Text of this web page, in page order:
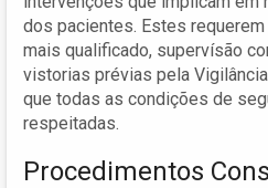
dos pacientes. Estes
mais qualificado, supervísão
vistorias prévias pela
que todas as condições de
respeitadas.
Procedimentos